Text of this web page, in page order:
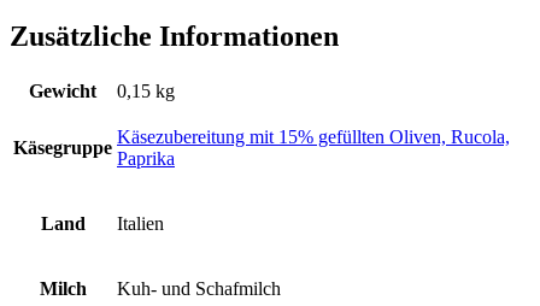
Zusätzliche Informationen
Gewicht 0,15 kg
Käsegruppe
Käsezubereitung mit 15% gefüllten Oliven, Rucola,
Paprika
Land Italien
Milch Kuh- und Schafmilch